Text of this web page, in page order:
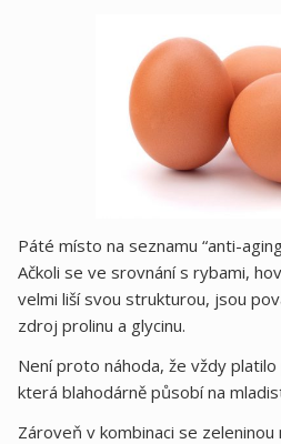
Páté místo na seznamu “anti-
Ačkoli se ve srovnání s rybami,
velmi liší svou strukturou, jsou
zdroj prolinu a glycinu.
Není proto náhoda, že vždy
která blahodárně působí na
Zároveň v kombinaci se